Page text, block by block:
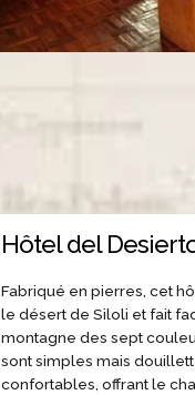
Hôtel del
Fabriqué en pierres, cet
le désert de Siloli et fait
montagne des sept
sont simples mais
confortables, offrant le